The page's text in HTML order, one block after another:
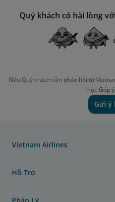
Quý khách có hài lòng
Nếu Quý khách cần phản hồi từ
mục Góp
Gửi ý
Vietnam Airlines
Hỗ Trợ